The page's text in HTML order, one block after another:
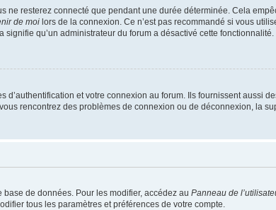
ne resterez connecté que pendant une durée déterminée. Cela
de moi lors de la connexion. Ce n’est pas recommandé si vous
qu’un administrateur du forum a désactivé cette fonctionnalité.
et votre connexion au forum. Ils fournissent aussi
rencontrez des problèmes de connexion ou de déconnexion, la
de données. Pour les modifier, accédez au Panneau de
tous les paramètres et préférences de votre compte.